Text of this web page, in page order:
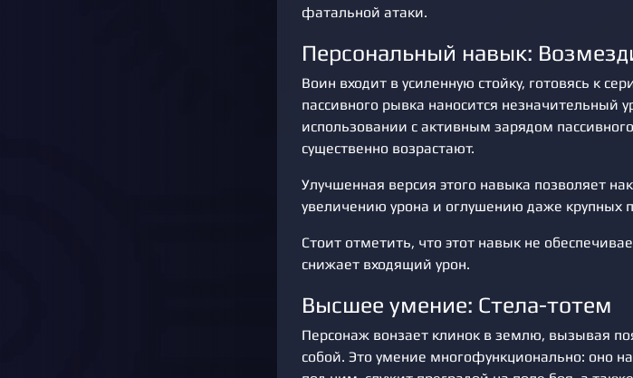
фатальной атаки.
Персональный навык:
Воин входит в усиленную стойку, готовясь к
пассивного рывка наносится незначительный
использовании с активным зарядом
существенно возрастают.
Улучшенная версия этого навыка позволяет
увеличению урона и оглушению даже крупных
Стоит отметить, что этот навык не
снижает входящий урон.
Высшее умение: Стела-тотем
Персонаж вонзает клинок в землю, вызывая
собой. Это умение многофункционально: оно